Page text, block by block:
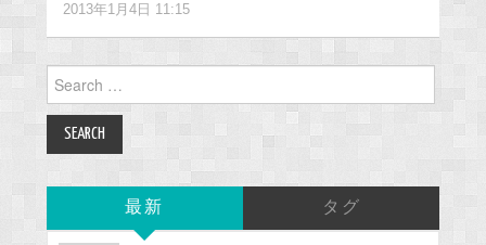
2013年1月4日 11:15
Search
for:
最新 タグ